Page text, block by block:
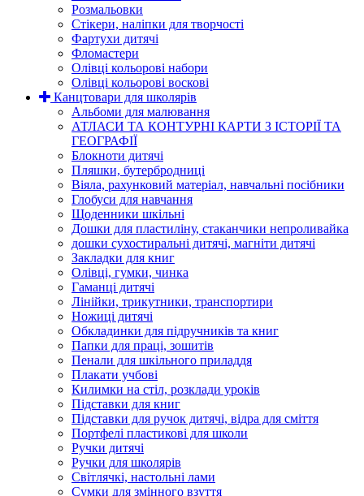
Розмальовки
Стікери, наліпки для творчості
Фартухи дитячі
Фломастери
Олівці кольорові набори
Олівці кольорові воскові
Канцтовари для школярів
Альбоми для малювання
АТЛАСИ ТА КОНТУРНІ КАРТИ З ІСТОРІЇ ТА
ГЕОГРАФІЇ
Блокноти дитячі
Пляшки, бутербродниці
Віяла, рахунковий матеріал, навчальні посібники
Глобуси для навчання
Щоденники шкільні
Дошки для пластиліну, стаканчики непроливайка
дошки сухостиральні дитячі, магніти дитячі
Закладки для книг
Олівці, гумки, чинка
Гаманці дитячі
Лінійки, трикутники, транспортири
Ножиці дитячі
Обкладинки для підручників та книг
Папки для праці, зошитів
Пенали для шкільного приладдя
Плакати учбові
Килимки на стіл, розклади уроків
Підставки для книг
Підставки для ручок дитячі, відра для сміття
Портфелі пластикові для школи
Ручки дитячі
Ручки для школярів
Світлячкі, настольні лами
Сумки для змінного взуття